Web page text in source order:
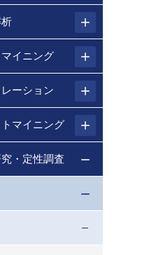
イニング
ーション
マイニング
・定性調査